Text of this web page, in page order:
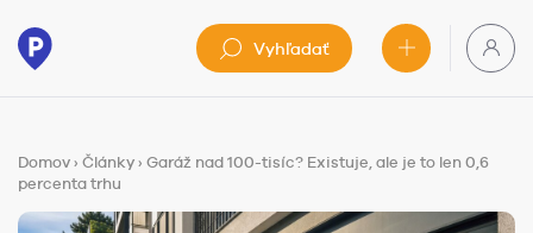
Vyhľadať
Domov › Články › Garáž nad 100-tisíc? Existuje, ale je to len 0,6
percenta trhu